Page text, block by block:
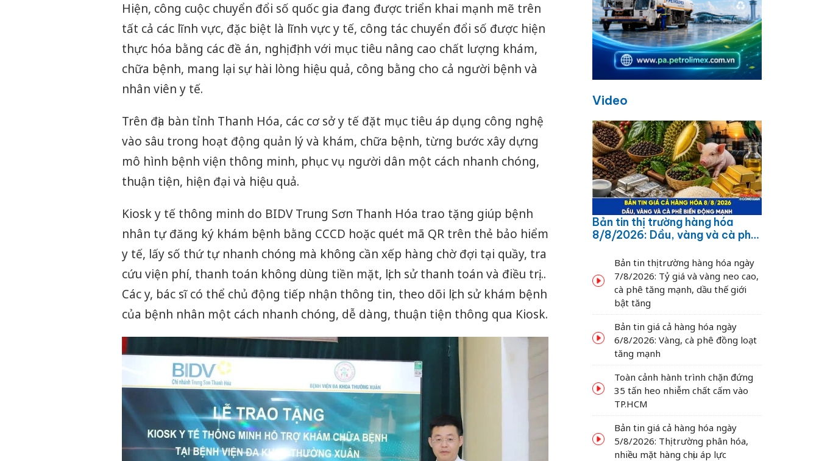
Hiện, công cuộc chuyển đổi số quốc gia đang được triển khai mạnh mẽ trên
tất cả các lĩnh vực, đặc biệt là lĩnh vực y tế, công tác chuyển đổi số được hiện
thực hóa bằng các đề án, nghị định với mục tiêu nâng cao chất lượng khám,
chữa bệnh, mang lại sự hài lòng hiệu quả, công bằng cho cả người bệnh và
nhân viên y tế.
Trên địa bàn tỉnh Thanh Hóa, các cơ sở y tế đặt mục tiêu áp dụng công nghệ
vào sâu trong hoạt động quản lý và khám, chữa bệnh, từng bước xây dựng
mô hình bệnh viện thông minh, phục vụ người dân một cách nhanh chóng,
thuận tiện, hiện đại và hiệu quả.
Kiosk y tế thông minh do BIDV Trung Sơn Thanh Hóa trao tặng giúp bệnh
nhân tự đăng ký khám bệnh bằng CCCD hoặc quét mã QR trên thẻ bảo hiểm
y tế, lấy số thứ tự nhanh chóng mà không cần xếp hàng chờ đợi tại quầy, tra
cứu viện phí, thanh toán không dùng tiền mặt, lịch sử thanh toán và điều trị...
Các y, bác sĩ có thể chủ động tiếp nhận thông tin, theo dõi lịch sử khám bệnh
của bệnh nhân một cách nhanh chóng, dễ dàng, thuận tiện thông qua Kiosk.
Video
Bản tin thị trường hàng hóa
8/8/2026: Dầu, vàng và cà phê
Bản tin thị trường hàng hóa ngày
7/8/2026: Tỷ giá và vàng neo cao,
cà phê tăng mạnh, dầu thế giới
bật tăng
Bản tin giá cả hàng hóa ngày
6/8/2026: Vàng, cà phê đồng loạt
tăng mạnh
Toàn cảnh hành trình chặn đứng
35 tấn heo nhiễm chất cấm vào
TP.HCM
Bản tin giá cả hàng hóa ngày
5/8/2026: Thị trường phân hóa,
nhiều mặt hàng chịu áp lực